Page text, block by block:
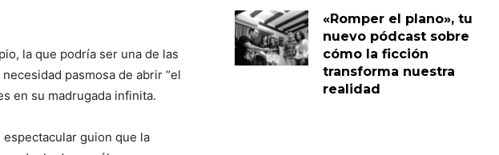
la que podría ser una de las
pasmosa de abrir “el
en su madrugada infinita.
guion que la
«Romper el plano», tu
nuevo pódcast sobre
cómo la ficción
transforma nuestra
realidad